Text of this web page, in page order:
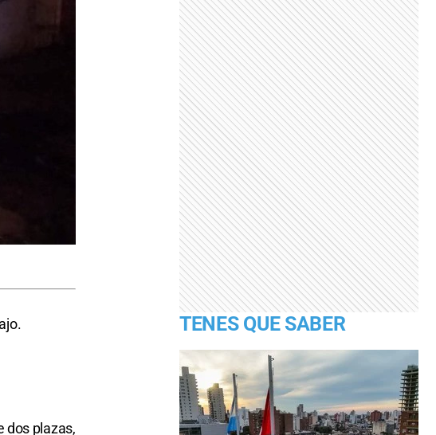
dos plazas,
TENES QUE SABER